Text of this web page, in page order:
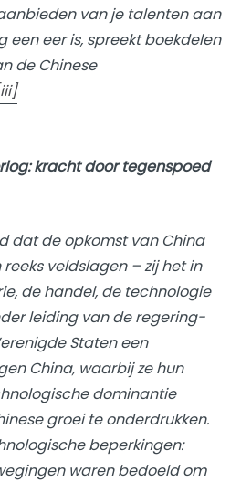
van je talenten aan
een eer is, spreekt boekdelen
de Chinese
kracht door tegenspoed
dat de opkomst van China
veldslagen – zij het in
de handel, de technologie
leiding van de regering-
Staten een
China, waarbij ze hun
dominantie
groei te onderdrukken.
beperkingen:
waren bedoeld om